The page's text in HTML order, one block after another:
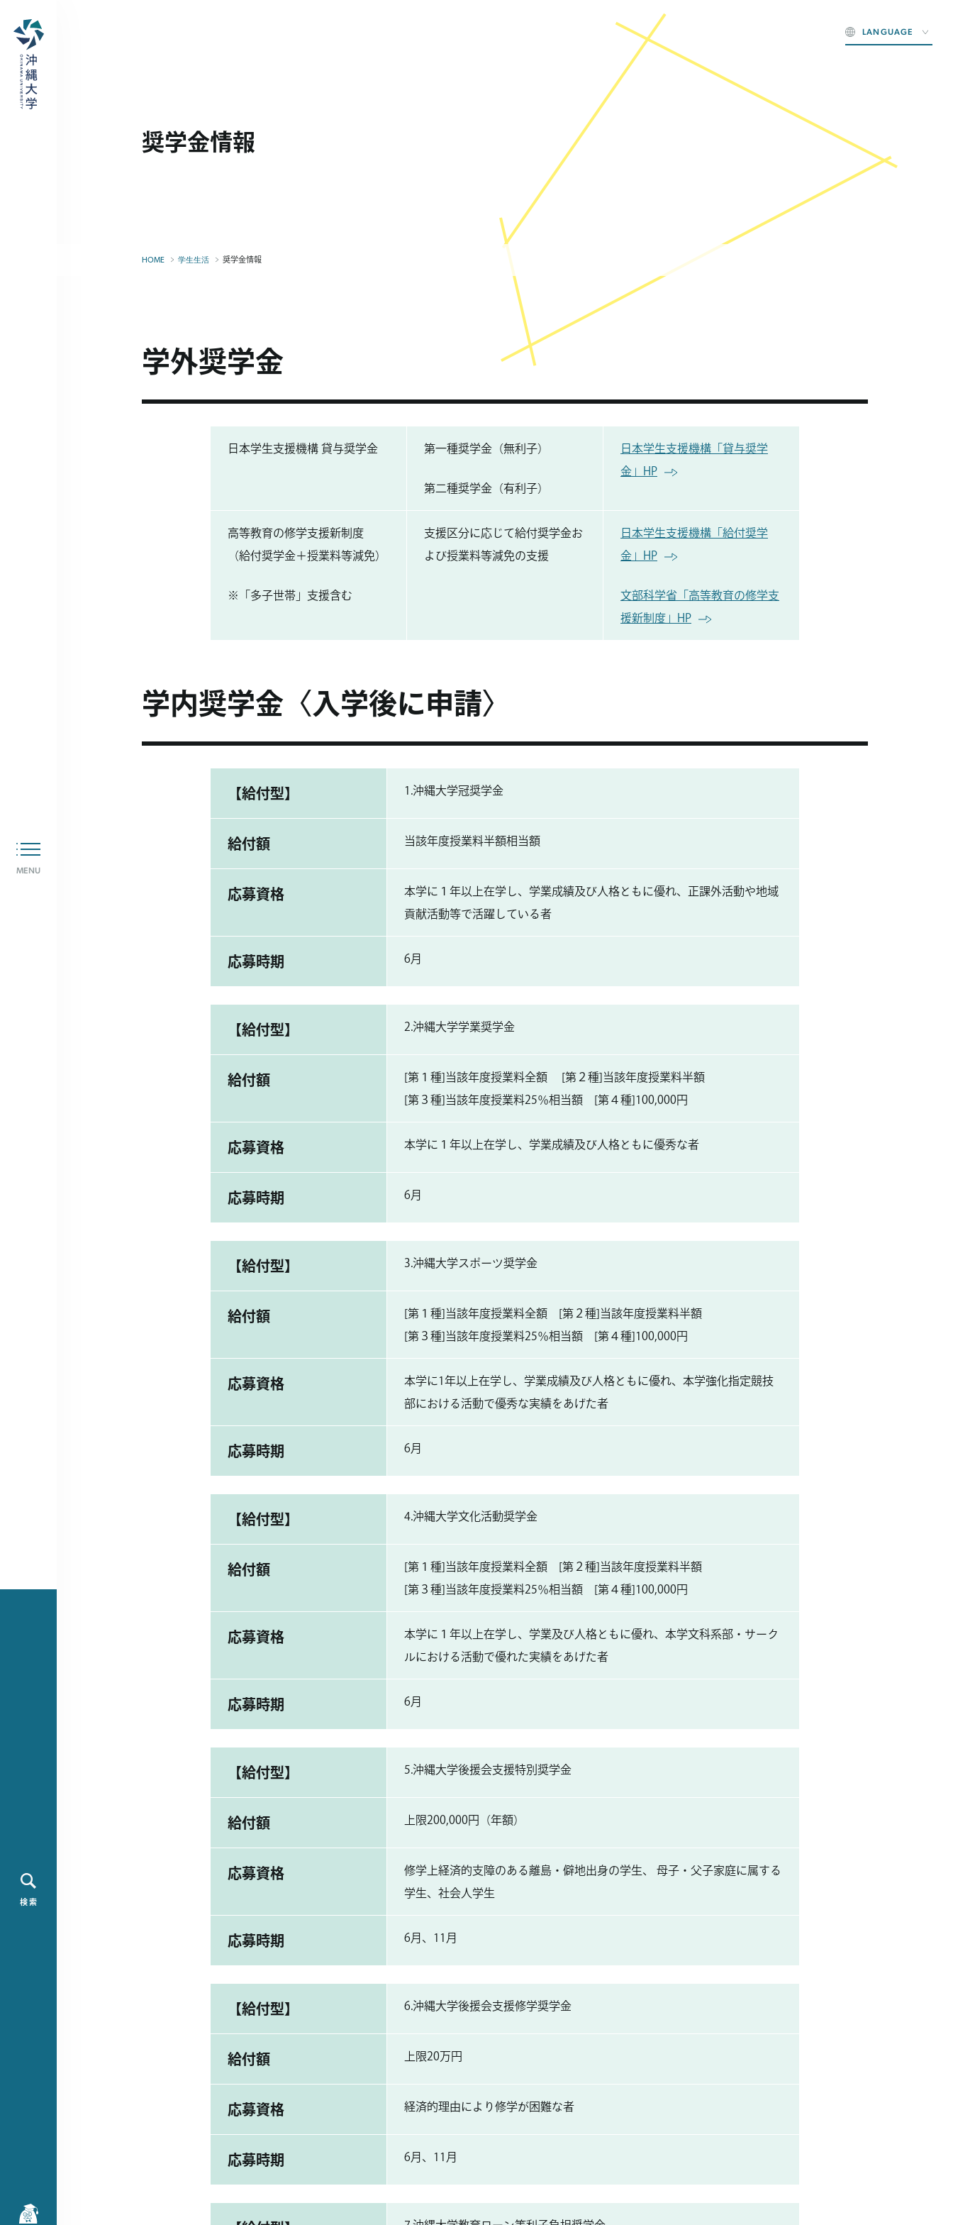
MENU
検 索
LANGUAGE
奨学金情報
HOME 学生生活 奨学金情報
学外奨学金
日本学生支援機構 貸与奨学金 第一種奨学金（無利子）
第二種奨学金（有利子）
日本学生支援機構「貸与奨学
金」HP
高等教育の修学支援新制度
（給付奨学金＋授業料等減免）
※「多子世帯」支援含む
支援区分に応じて給付奨学金お
よび授業料等減免の支援
日本学生支援機構「給付奨学
金」HP
文部科学省「高等教育の修学支
援新制度」HP
学内奨学金〈入学後に申請〉
【給付型】 1.沖縄大学冠奨学金
給付額 当該年度授業料半額相当額
応募資格
本学に１年以上在学し、学業成績及び人格ともに優れ、正課外活動や地域
貢献活動等で活躍している者
応募時期 6月
【給付型】 2.沖縄大学学業奨学金
給付額
[第１種]当該年度授業料全額 [第２種]当該年度授業料半額
[第３種]当該年度授業料25％相当額 [第４種]100,000円
応募資格 本学に１年以上在学し、学業成績及び人格ともに優秀な者
応募時期 6月
【給付型】 3.沖縄大学スポーツ奨学金
給付額
[第１種]当該年度授業料全額 [第２種]当該年度授業料半額
[第３種]当該年度授業料25％相当額 [第４種]100,000円
応募資格
本学に1年以上在学し、学業成績及び人格ともに優れ、本学強化指定競技
部における活動で優秀な実績をあげた者
応募時期 6月
【給付型】 4.沖縄大学文化活動奨学金
給付額
[第１種]当該年度授業料全額 [第２種]当該年度授業料半額
[第３種]当該年度授業料25％相当額 [第４種]100,000円
応募資格
本学に１年以上在学し、学業及び人格ともに優れ、本学文科系部・サーク
ルにおける活動で優れた実績をあげた者
応募時期 6月
【給付型】 5.沖縄大学後援会支援特別奨学金
給付額 上限200,000円（年額）
応募資格
修学上経済的支障のある離島・僻地出身の学生、 母子・父子家庭に属する
学生、社会人学生
応募時期 6月、11月
【給付型】 6.沖縄大学後援会支援修学奨学金
給付額 上限20万円
応募資格 経済的理由により修学が困難な者
応募時期 6月、11月